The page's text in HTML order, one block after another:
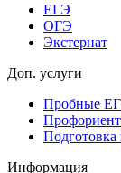
ЕГЭ
ОГЭ
Экстернат
Доп. услуги
Пробные
Информация